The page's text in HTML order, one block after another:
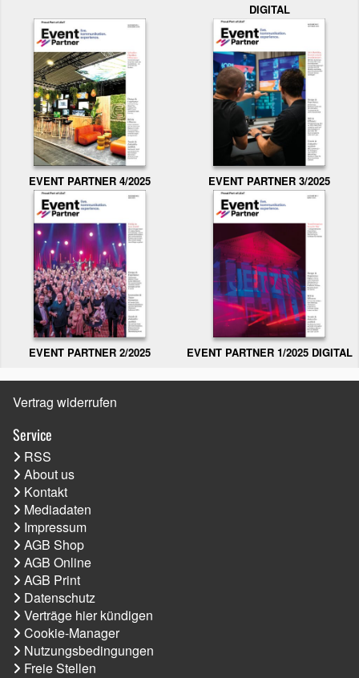
DIGITAL
EVENT PARTNER 4/2025 EVENT PARTNER 3/2025
EVENT PARTNER 2/2025 EVENT PARTNER 1/2025 DIGITAL
Vertrag widerrufen
Service
RSS
About us
Kontakt
Mediadaten
Impressum
AGB Shop
AGB Online
AGB Print
Datenschutz
Verträge hier kündigen
Cookie-Manager
Nutzungsbedingungen
Freie Stellen